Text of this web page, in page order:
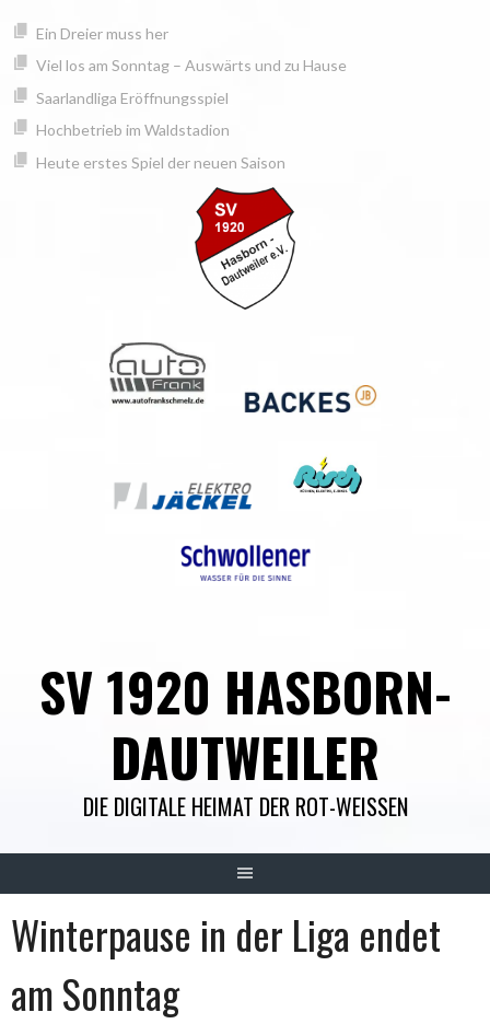
springen
zum
Inhalt
Ein Dreier muss her
Viel los am Sonntag – Auswärts und zu Hause
Saarlandliga Eröffnungsspiel
Hochbetrieb im Waldstadion
Heute erstes Spiel der neuen Saison
SV 1920 HASBORN-
DAUTWEILER
DIE DIGITALE HEIMAT DER ROT-WEISSEN
Winterpause in der Liga endet
am Sonntag